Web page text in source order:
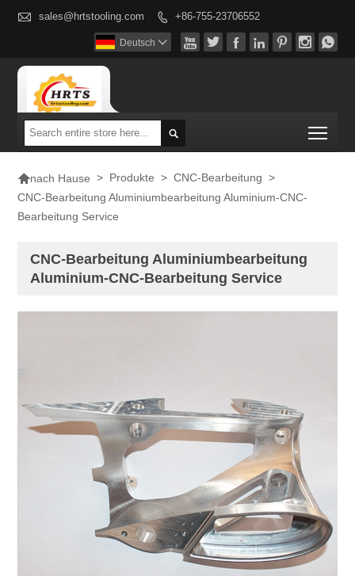
 sales@hrtstooling.com  +86-755-23706552
      
Deutsch 

nach Hause > Produkte > CNC-Bearbeitung >
CNC-Bearbeitung Aluminiumbearbeitung Aluminium-CNC-
Bearbeitung Service
CNC-Bearbeitung Aluminiumbearbeitung
Aluminium-CNC-Bearbeitung Service